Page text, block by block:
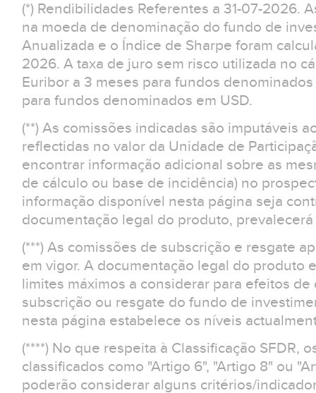
(*) Rendibilidades Referentes a 31-07-2026.
na moeda de denominação do fundo de
Anualizada e o Índice de Sharpe foram
2026. A taxa de juro sem risco utilizada no
Euribor a 3 meses para fundos
para fundos denominados em USD.
(**) As comissões indicadas são imputáveis
reflectidas no valor da Unidade de
encontrar informação adicional sobre as
de cálculo ou base de incidência) no
informação disponível nesta página seja
documentação legal do produto,
(***) As comissões de subscrição e resgate
em vigor. A documentação legal do produto
limites máximos a considerar para efeitos
subscrição ou resgate do fundo de
nesta página estabelece os níveis
(****) No que respeita à Classificação SFDR,
classificados como "Artigo 6", "Artigo 8" ou
poderão considerar alguns critérios/